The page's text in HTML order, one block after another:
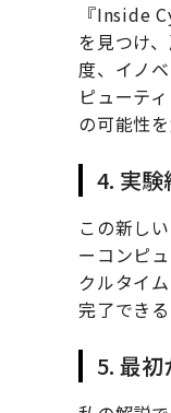
『Inside
を見つけ
度、イノ
ピューテ
の可能性を
4. 実験
この新し
ーコンピ
クルタイ
完了でき
5. 最初